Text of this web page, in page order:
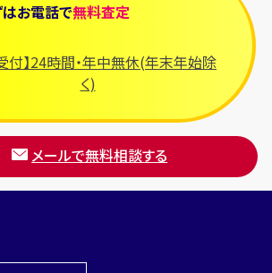
お電話で無料査定
付】24時間・年中無休(年末年始除
く)
メールで無料相談する